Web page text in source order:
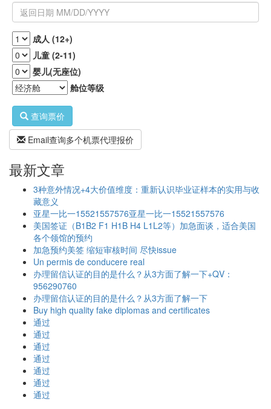
成人 (12+)
儿童 (2-11)
婴儿(无座位)
舱位等级
查询票价
Email查询多个机票代理报价
最新文章
3种意外情况+4大价值维度：重新认识毕业证样本的实用与收
藏意义
亚星一比一15521557576亚星一比一15521557576
美国签证（B1B2 F1 H1B H4 L1L2等）加急面谈，适合美国
各个领馆的预约
加急预约美签 缩短审核时间 尽快issue
Un permis de conducere real
办理留信认证的目的是什么？从3方面了解一下+QV：
956290760
办理留信认证的目的是什么？从3方面了解一下
Buy high quality fake diplomas and certificates
通过
通过
通过
通过
通过
通过
通过